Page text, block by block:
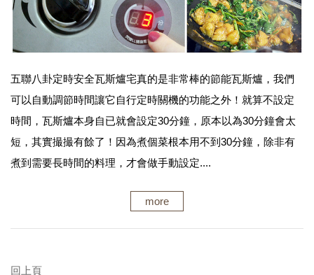
五聯八卦定時安全瓦斯爐宅真的是非常棒的節能瓦斯爐，我們
可以自動調節時間讓它自行定時關機的功能之外！就算不設定
時間，瓦斯爐本身自已就會設定30分鐘，原本以為30分鐘會太
短，其實撮撮有餘了！因為煮個菜根本用不到30分鐘，除非有
煮到需要長時間的料理，才會做手動設定....
more
回上頁